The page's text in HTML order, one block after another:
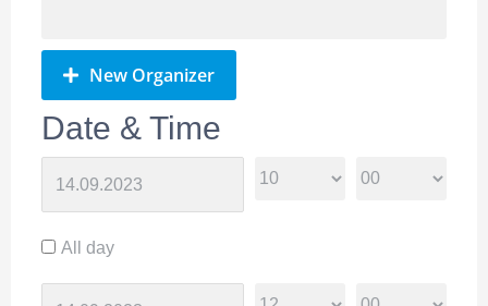
New Organizer
Date & Time
All day